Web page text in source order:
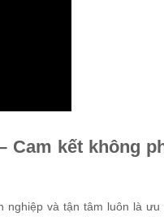
Cam kết không
nghiệp và tận tâm luôn là ưu